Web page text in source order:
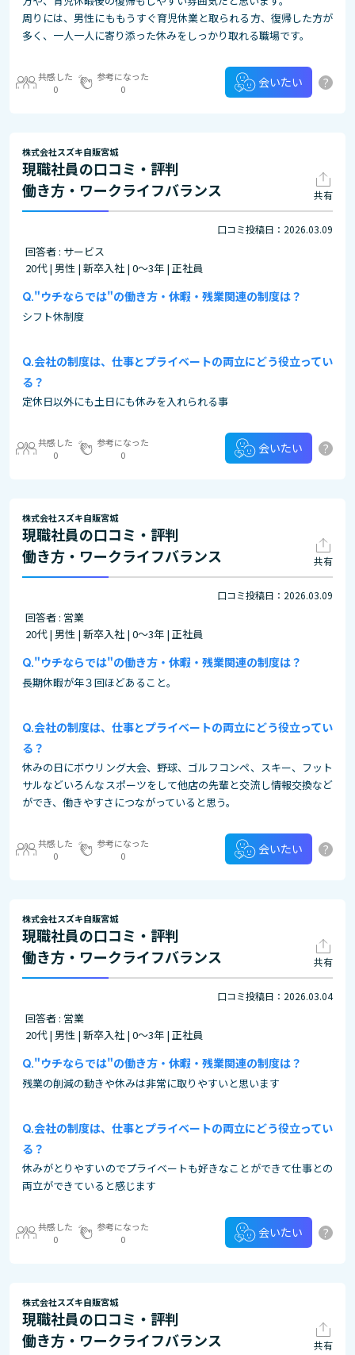
周りには、男性にももうすぐ育児休業と取られる方、復帰した方が
多く、一人一人に寄り添った休みをしっかり取れる職場です。
共感した
0
参考になった
0
会いたい ?
株式会社スズキ自販宮城
現職社員の口コミ・評判
働き方・ワークライフバランス
共有
口コミ投稿日：2026.03.09
回答者 : サービス
20代 | 男性 | 新卒入社 | 0～3年 | 正社員
"ウチならでは"の働き方・休暇・残業関連の制度は？
シフト休制度
会社の制度は、仕事とプライベートの両立にどう役立ってい
る？
定休日以外にも土日にも休みを入れられる事
共感した
0
参考になった
0
会いたい ?
株式会社スズキ自販宮城
現職社員の口コミ・評判
働き方・ワークライフバランス
共有
口コミ投稿日：2026.03.09
回答者 : 営業
20代 | 男性 | 新卒入社 | 0～3年 | 正社員
"ウチならでは"の働き方・休暇・残業関連の制度は？
長期休暇が年３回ほどあること。
会社の制度は、仕事とプライベートの両立にどう役立ってい
る？
休みの日にボウリング大会、野球、ゴルフコンペ、スキー、フット
サルなどいろんなスポーツをして他店の先輩と交流し情報交換など
ができ、働きやすさにつながっていると思う。
共感した
0
参考になった
0
会いたい ?
株式会社スズキ自販宮城
現職社員の口コミ・評判
働き方・ワークライフバランス
共有
口コミ投稿日：2026.03.04
回答者 : 営業
20代 | 男性 | 新卒入社 | 0～3年 | 正社員
"ウチならでは"の働き方・休暇・残業関連の制度は？
残業の削減の動きや休みは非常に取りやすいと思います
会社の制度は、仕事とプライベートの両立にどう役立ってい
る？
休みがとりやすいのでプライベートも好きなことができて仕事との
両立ができていると感じます
共感した
0
参考になった
0
会いたい ?
株式会社スズキ自販宮城
現職社員の口コミ・評判
働き方・ワークライフバランス
共有